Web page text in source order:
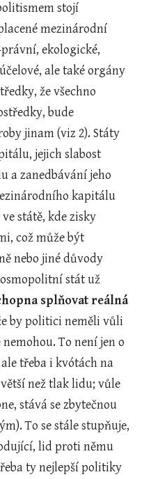
stojí
mezinárodní
ekologické,
ale také orgány
že všechno
bude
jinam (viz 2). Státy
jejich slabost
a zanedbávání jeho
kapitálu
státě, kde zisky
což může být
nebo jiné důvody
stát už
splňovat reálná
by politici neměli vůli
To není jen o
třeba i kvótách na
než tlak lidu; vůle
stává se zbytečnou
To se stále stupňuje,
lid proti němu
ty nejlepší politiky